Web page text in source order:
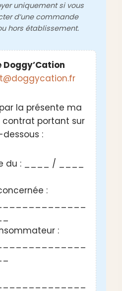
uniquement si vous
d’une commande
hors établissement.
Doggy’Cation
la présente ma
portant sur
:
du : ____ / ____
:
: